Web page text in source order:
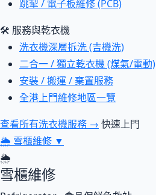
跳掣 / 電子板維修 (PCB)
🛠 服務與乾衣機
洗衣機深層拆洗 (吉機洗)
二合一 / 獨立乾衣機 (煤氣/電動)
安裝 / 搬運 / 棄置服務
全港上門維修地區一覽
查看所有洗衣機服務 → 快速上門
🌦 雪櫃維修 ▼
🌦
雪櫃維修